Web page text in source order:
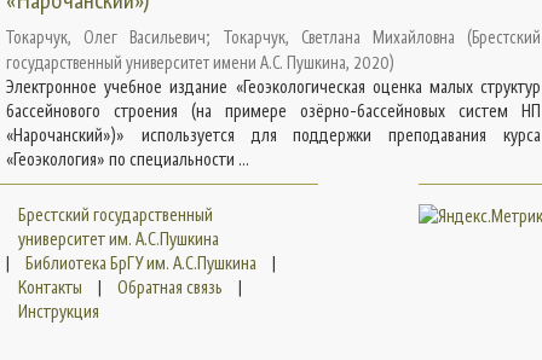
Токарчук, Олег Васильевич; Токарчук, Светлана Михайловна (Брестский
государственный университет имени А.С. Пушкина, 2020)
Электронное учебное издание «Геоэкологическая оценка малых структур
бассейнового строения (на примере озёрно-бассейновых систем НП
«Нарочанский»)» используется для поддержки преподавания курса
«Геоэкология» по специальности ...
Брестский государственный
университет им. А.С.Пушкина
|
Библиотека БрГУ им. А.С.Пушкина
|
Контакты
| Обратная связь
|
Инструкция